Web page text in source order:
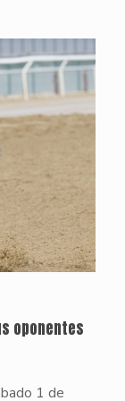
oponentes
1 de